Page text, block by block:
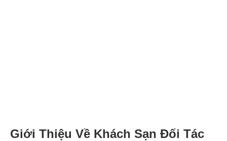
Giới Thiệu Về Khách Sạn Đối Tác